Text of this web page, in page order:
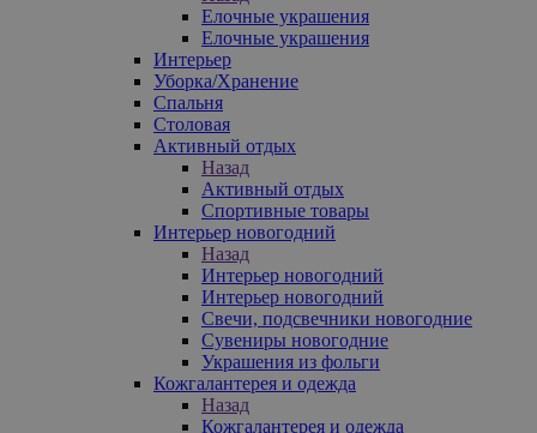
Елочные украшения
Елочные украшения
Интерьер
Уборка/Хранение
Спальня
Столовая
Активный отдых
Назад
Активный отдых
Спортивные товары
Интерьер новогодний
Назад
Интерьер новогодний
Интерьер новогодний
Свечи, подсвечники новогодние
Сувениры новогодние
Украшения из фольги
Кожгалантерея и одежда
Назад
Кожгалантерея и одежда